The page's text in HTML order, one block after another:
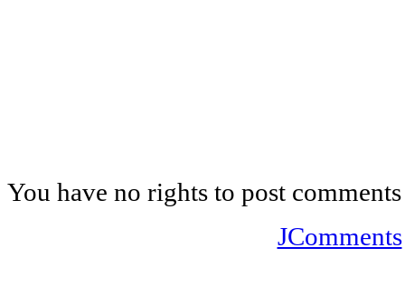
You have no rights to post comments
JComments